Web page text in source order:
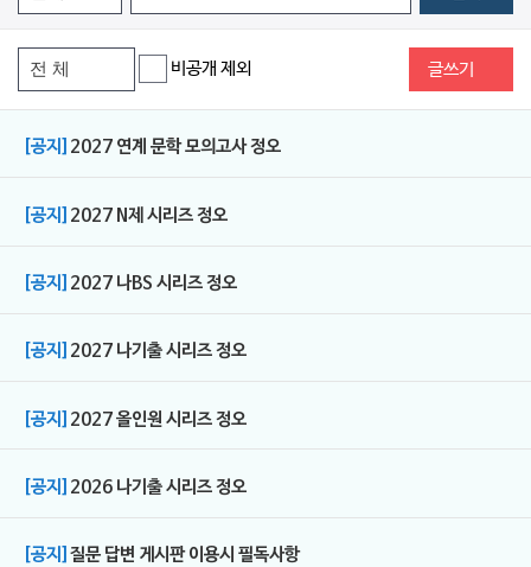
비공개 제외 글쓰기
[공지] 2027 연계 문학 모의고사 정오
[공지] 2027 N제 시리즈 정오
[공지] 2027 나BS 시리즈 정오
[공지] 2027 나기출 시리즈 정오
[공지] 2027 올인원 시리즈 정오
[공지] 2026 나기출 시리즈 정오
[공지]질문 답변 게시판 이용시 필독사항